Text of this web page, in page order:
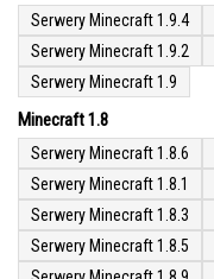
Serwery Minecraft 1.9.4
Serwery Minecraft 1.9.2
Serwery Minecraft 1.9
Minecraft 1.8
Serwery Minecraft 1.8.6
Serwery Minecraft 1.8.1
Serwery Minecraft 1.8.3
Serwery Minecraft 1.8.5